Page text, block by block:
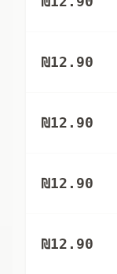
₪12.90
₪12.90
₪12.90
₪12.90